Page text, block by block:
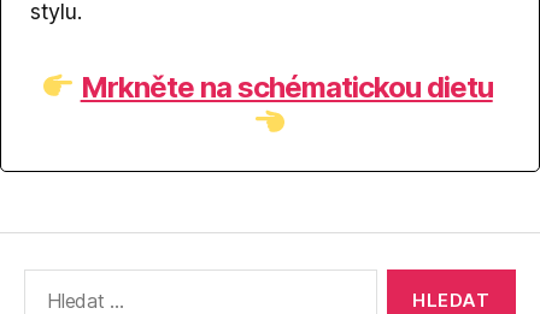
stylu.
Mrkněte na schématickou dietu
vyhledávání: